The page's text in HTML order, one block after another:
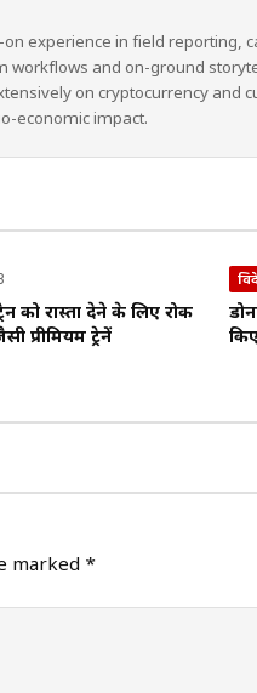
experience in field reporting,
and on-ground
on cryptocurrency and
economic impact.
को रास्ता देने के लिए रोक
प्रीमियम ट्रेनें
marked *